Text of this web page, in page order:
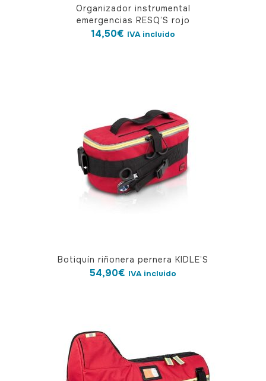
Organizador instrumental
emergencias RESQ’S rojo
14,50€ IVA incluido
Botiquín riñonera pernera KIDLE’S
54,90€ IVA incluido